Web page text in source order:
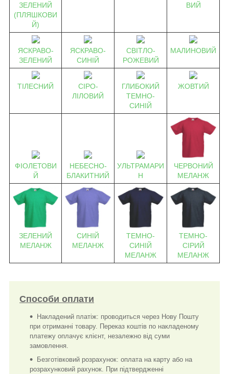
ЗЕЛЕНИЙ
(ПЛЯШКОВИ
Й)
ВИЙ
ЯСКРАВО-
ЗЕЛЕНИЙ
ЯСКРАВО-
СИНІЙ
СВІТЛО-
РОЖЕВИЙ
МАЛИНОВИЙ
ТІЛЕСНИЙ
СІРО-
ЛІЛОВИЙ
ГЛИБОКИЙ
ТЕМНО-
СИНІЙ
ЖОВТИЙ
ФІОЛЕТОВИ
Й
НЕБЕСНО-
БЛАКИТНИЙ
УЛЬТРАМАРИ
Н
ЧЕРВОНИЙ
МЕЛАНЖ
ЗЕЛЕНИЙ
МЕЛАНЖ
СИНІЙ
МЕЛАНЖ
ТЕМНО-
СИНІЙ
МЕЛАНЖ
ТЕМНО-
СІРИЙ
МЕЛАНЖ
Способи оплати
Накладений платіж: проводиться через Нову Пошту
при отриманні товару. Переказ коштів по накладеному
платежу оплачує клієнт, незалежно від суми
замовлення.
Безготівковий розрахунок: оплата на карту або на
розрахунковий рахунок. При підтвердженні